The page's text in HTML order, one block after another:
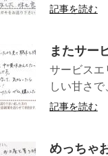
記事を読む
またサー
サービスエ
しい甘さ
記事を読む
めっちゃ